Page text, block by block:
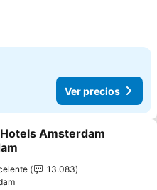
Ver precios
a favoritos
Amsterdam
13.083